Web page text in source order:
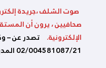
صوت الشلف ،جريدة
صحافيين ، يرون أن
الإلكترونية. تصدر عن –
02/004581087/21 المدير العام : بوزكري عبد الرحمان.